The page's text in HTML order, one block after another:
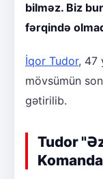
bilməz. Biz
fərqində
İqor Tudor, 47
mövsümün
gətirilib.
Tudor